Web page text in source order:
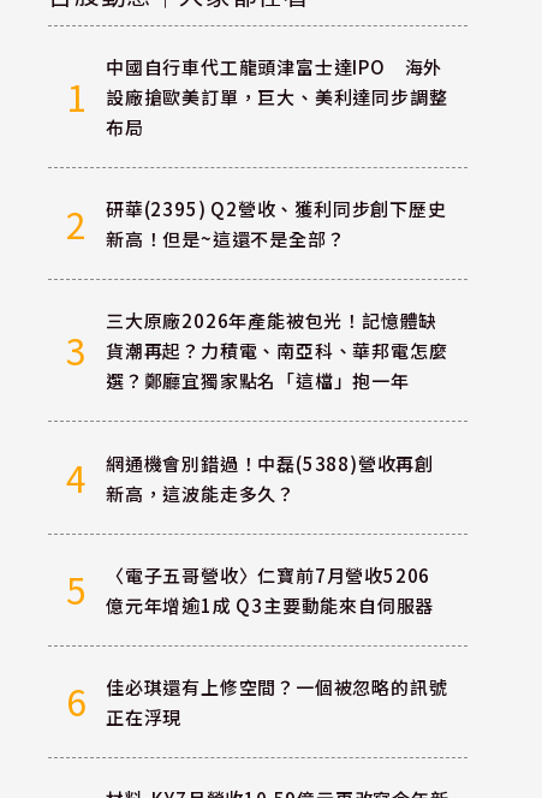
1
中國自行車代工龍頭津富士達IPO 海外
設廠搶歐美訂單，巨大、美利達同步調整
布局
2
研華(2395) Q2營收、獲利同步創下歷史
新高！但是~這還不是全部？
3
三大原廠2026年產能被包光！記憶體缺
貨潮再起？力積電、南亞科、華邦電怎麼
選？鄭廳宜獨家點名「這檔」抱一年
4
網通機會別錯過！中磊(5388)營收再創
新高，這波能走多久？
5
〈電子五哥營收〉仁寶前7月營收5206
億元年增逾1成 Q3主要動能來自伺服器
6
佳必琪還有上修空間？一個被忽略的訊號
正在浮現